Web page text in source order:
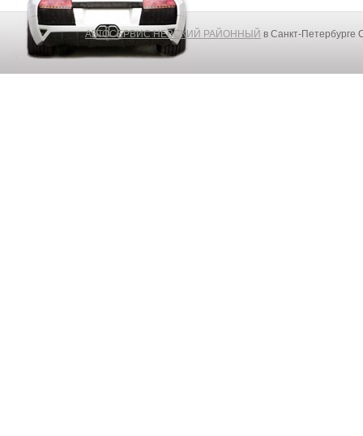
АВТОСЕРВИС НЕВСКИЙ РАЙОННЫЙ в Санкт-Петербурге